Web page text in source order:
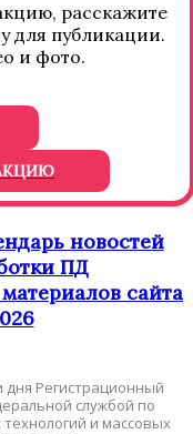
расскажите
для публикации.
и фото.
новостей
ПД
сайта
дня Регистрационный
службой по
и массовых